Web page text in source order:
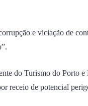
e viciação de
do Turismo do Porto
receio de potencial